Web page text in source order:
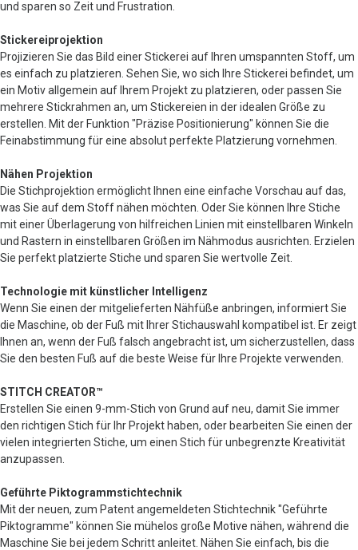
und sparen so Zeit und Frustration.
Stickereiprojektion
Projizieren Sie das Bild einer Stickerei auf Ihren umspannten Stoff, um
es einfach zu platzieren. Sehen Sie, wo sich Ihre Stickerei befindet, um
ein Motiv allgemein auf Ihrem Projekt zu platzieren, oder passen Sie
mehrere Stickrahmen an, um Stickereien in der idealen Größe zu
erstellen. Mit der Funktion "Präzise Positionierung" können Sie die
Feinabstimmung für eine absolut perfekte Platzierung vornehmen.
Nähen Projektion
Die Stichprojektion ermöglicht Ihnen eine einfache Vorschau auf das,
was Sie auf dem Stoff nähen möchten. Oder Sie können Ihre Stiche
mit einer Überlagerung von hilfreichen Linien mit einstellbaren Winkeln
und Rastern in einstellbaren Größen im Nähmodus ausrichten. Erzielen
Sie perfekt platzierte Stiche und sparen Sie wertvolle Zeit.
Technologie mit künstlicher Intelligenz
Wenn Sie einen der mitgelieferten Nähfüße anbringen, informiert Sie
die Maschine, ob der Fuß mit Ihrer Stichauswahl kompatibel ist. Er zeigt
Ihnen an, wenn der Fuß falsch angebracht ist, um sicherzustellen, dass
Sie den besten Fuß auf die beste Weise für Ihre Projekte verwenden.
STITCH CREATOR™
Erstellen Sie einen 9-mm-Stich von Grund auf neu, damit Sie immer
den richtigen Stich für Ihr Projekt haben, oder bearbeiten Sie einen der
vielen integrierten Stiche, um einen Stich für unbegrenzte Kreativität
anzupassen.
Geführte Piktogrammstichtechnik
Mit der neuen, zum Patent angemeldeten Stichtechnik "Geführte
Piktogramme" können Sie mühelos große Motive nähen, während die
Maschine Sie bei jedem Schritt anleitet. Nähen Sie einfach, bis die